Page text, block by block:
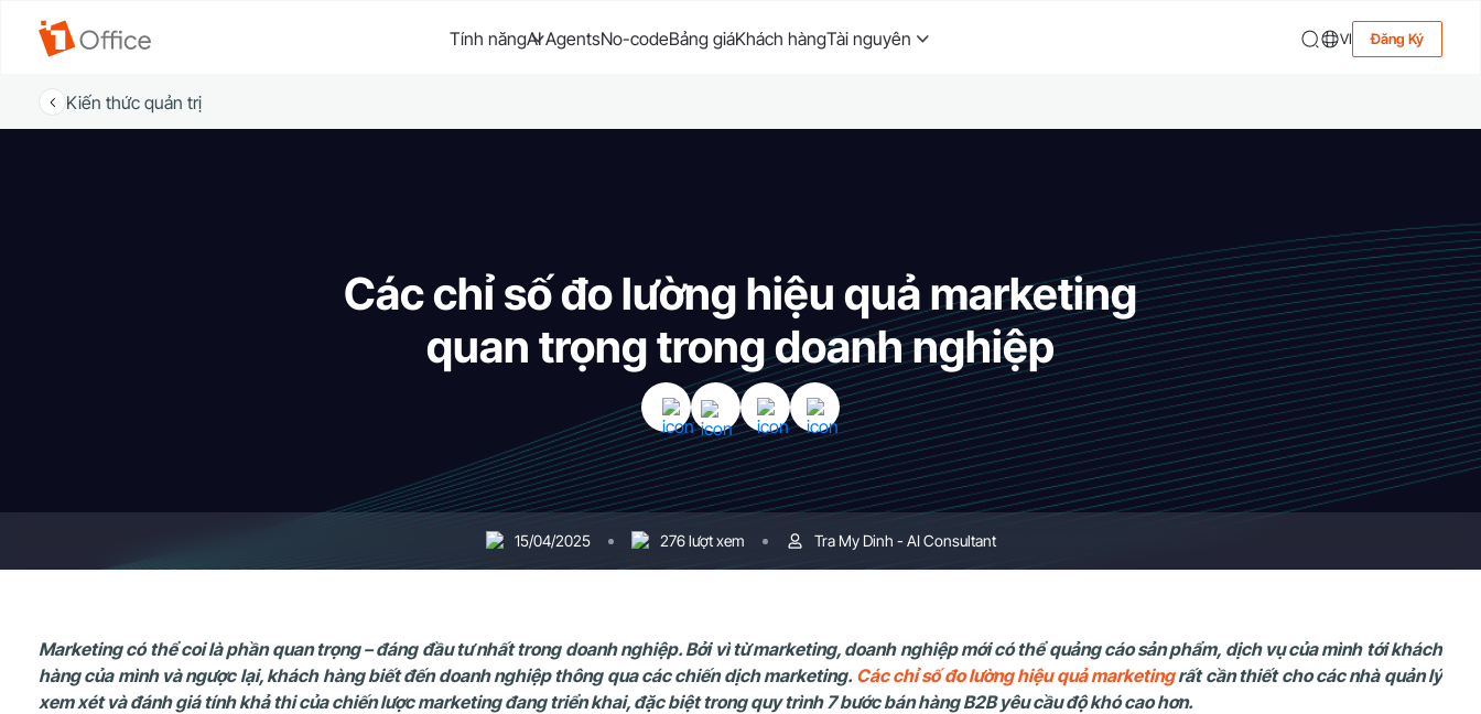
Tính năngAI AgentsNo-codeBảng giáKhách hàngTài nguyên VI Đăng Ký
Kiến thức quản trị
Các chỉ số đo lường hiệu quả marketing
quan trọng trong doanh nghiệp
15/04/2025 276 lượt xem Tra My Dinh - AI Consultant
Marketing có thể coi là phần quan trọng – đáng đầu tư nhất trong doanh nghiệp. Bởi vì từ marketing, doanh nghiệp mới có thể quảng cáo sản phẩm, dịch vụ của mình tới khách
hàng của mình và ngược lại, khách hàng biết đến doanh nghiệp thông qua các chiến dịch marketing. Các chỉ số đo lường hiệu quả marketingrất cần thiết cho các nhà quản lý
xem xét và đánh giá tính khả thi của chiến lược marketing đang triển khai, đặc biệt trongquy trình 7 bước bán hàng B2Byêu cầu độ khó cao hơn.